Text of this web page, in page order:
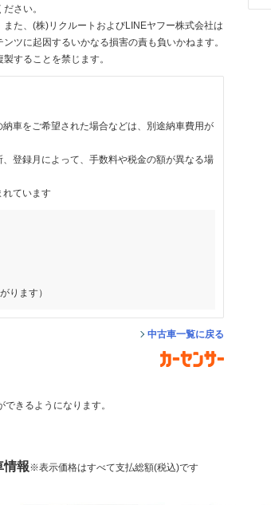
さい。
た、(株)リクルートおよびLINEヤフー株式会社は
ツに起因するいかなる損害の責も負いかねます。
することを禁じます。
車をご希望された場合などは、別途納車費用が
登録月によって、手数料や税金の額が異なる場
れています
ります）
中古車一覧に戻る
きるようになります。
情報※表示価格はすべて支払総額(税込)です